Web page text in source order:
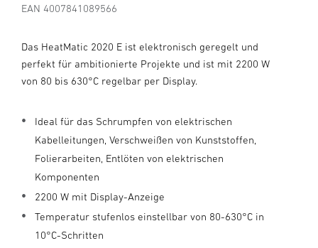
EAN 4007841089566
Das HeatMatic 2020 E ist elektronisch geregelt und
perfekt für ambitionierte Projekte und ist mit 2200 W
von 80 bis 630°C regelbar per Display.
Ideal für das Schrumpfen von elektrischen
Kabelleitungen, Verschweißen von Kunststoffen,
Folierarbeiten, Entlöten von elektrischen
Komponenten
2200 W mit Display-Anzeige
Temperatur stufenlos einstellbar von 80-630°C in
10°C-Schritten